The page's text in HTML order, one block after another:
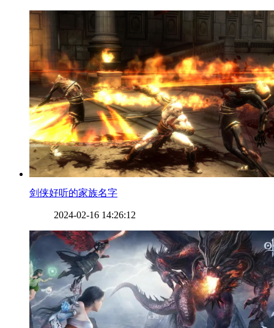
​剑侠好听的家族名字
2024-02-16 14:26:12